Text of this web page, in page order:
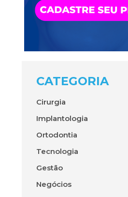
CATEGORIA
Cirurgia
Implantologia
Ortodontia
Tecnologia
Gestão
Negócios